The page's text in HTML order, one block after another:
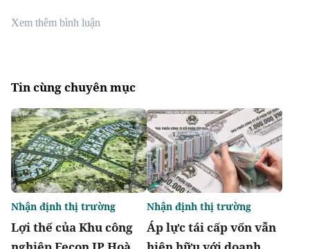
Xem thêm bình luận
Tin cùng chuyên mục
Lợi thế của Khu công
Nhận định thị trường
Áp lực tái cấp vốn vẫn
Nhận định thị trường